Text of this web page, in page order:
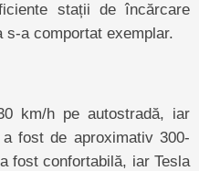
stații de încărcare
s-a comportat exemplar.
km/h pe autostradă, iar
fost de aproximativ 300-
fost confortabilă, iar Tesla